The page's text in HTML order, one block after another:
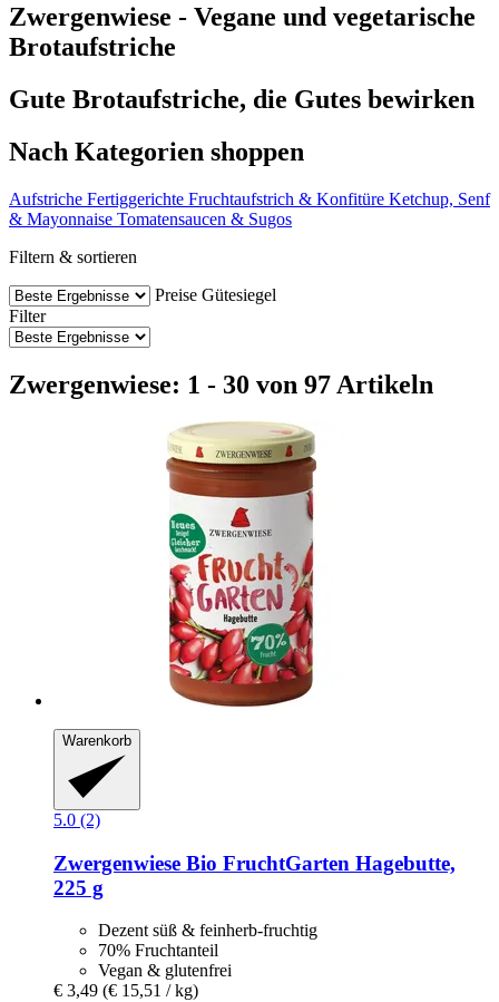
Zwergenwiese - Vegane und vegetarische
Brotaufstriche
Gute Brotaufstriche, die Gutes bewirken
Nach Kategorien shoppen
Aufstriche Fertiggerichte Fruchtaufstrich & Konfitüre Ketchup, Senf
& Mayonnaise Tomatensaucen & Sugos
Filtern & sortieren
Preise Gütesiegel
Filter
Zwergenwiese: 1 - 30 von 97 Artikeln
Warenkorb
5.0 (2)
Zwergenwiese Bio FruchtGarten Hagebutte,
225 g
Dezent süß & feinherb-fruchtig
70% Fruchtanteil
Vegan & glutenfrei
€ 3,49 (€ 15,51 / kg)